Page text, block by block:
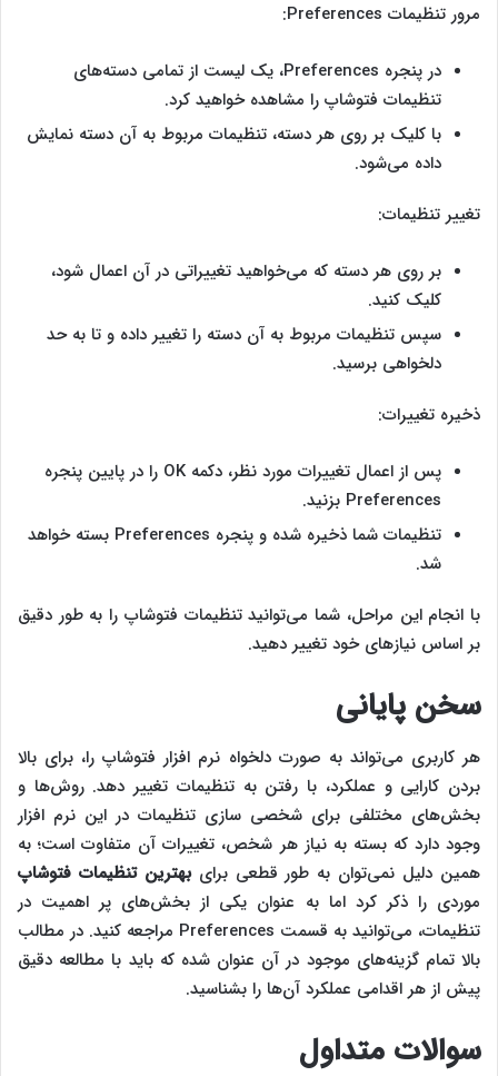
مرور تنظیمات Preferences:
در پنجره Preferences، یک لیست از تمامی دسته‌های
تنظیمات فتوشاپ را مشاهده خواهید کرد.
با کلیک بر روی هر دسته، تنظیمات مربوط به آن دسته نمایش
داده می‌شود.
تغییر تنظیمات:
بر روی هر دسته که می‌خواهید تغییراتی در آن اعمال شود،
کلیک کنید.
سپس تنظیمات مربوط به آن دسته را تغییر داده و تا به حد
دلخواهی برسید.
ذخیره تغییرات:
پس از اعمال تغییرات مورد نظر، دکمه OK را در پایین پنجره
Preferences بزنید.
تنظیمات شما ذخیره شده و پنجره Preferences بسته خواهد
شد.
با انجام این مراحل، شما می‌توانید تنظیمات فتوشاپ را به طور دقیق
بر اساس نیازهای خود تغییر دهید.
سخن پایانی
هر کاربری می‌تواند به صورت دلخواه نرم افزار فتوشاپ را، برای بالا
بردن کارایی و عملکرد، با رفتن به تنظیمات تغییر دهد. روش‌ها و
بخش‌های مختلفی برای شخصی سازی تنظیمات در این نرم افزار
وجود دارد که بسته به نیاز هر شخص، تغییرات آن متفاوت است؛ به
همین دلیل نمی‌توان به طور قطعی برایبهترین تنظیمات فتوشاپ
موردی را ذکر کرد اما به عنوان یکی از بخش‌های پر اهمیت در
تنظیمات، می‌توانید به قسمت Preferences مراجعه کنید. در مطالب
بالا تمام گزینه‌های موجود در آن عنوان شده که باید با مطالعه دقیق
پیش از هر اقدامی عملکرد آن‌ها را بشناسید.
سوالات متداول